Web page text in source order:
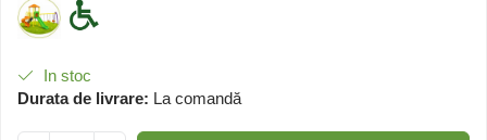
In stoc
Durata de livrare: La comandă